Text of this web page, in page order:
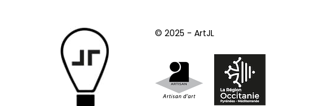
© 2025 - ArtJL